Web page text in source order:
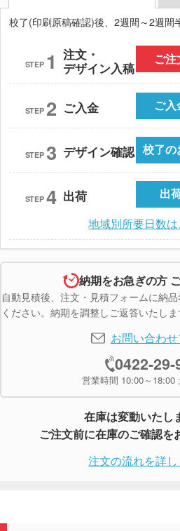
校了(印刷原稿確認)後、2週間～2週間
STEP 1 注文・
デザイン入稿
ご注
STEP 2 ご入金 ご入
STEP 3 デザイン確認 校了の
STEP 4 出荷 出
地域別所要日数
納期をお急ぎの方
自動見積後、注文・見積フォームに納
ください。納期を調整しご返答いたしま
お問い合わ
0422-29-
営業時間 10:00～18:00
在庫は変動いたし
ご注文前に在庫のご確認を
注文の流れを詳